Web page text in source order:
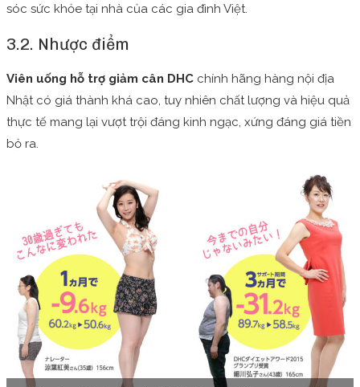
sóc sức khỏe tại nhà của các gia đình Việt.
3.2. Nhược điểm
Viên uống hỗ trợ giảm cân DHC chính hãng hàng nội địa
Nhật có giá thành khá cao, tuy nhiên chất lượng và hiệu quả
thực tế mang lại vượt trội đáng kinh ngạc, xứng đáng giá tiền
bỏ ra.